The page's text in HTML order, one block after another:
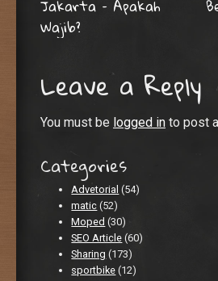
Jakarta – Apakah
Wajib?
Leave a Reply
You must be logged in to post
Categories
Advetorial (54)
matic (52)
Moped (30)
SEO Article (60)
Sharing (173)
sportbike (12)